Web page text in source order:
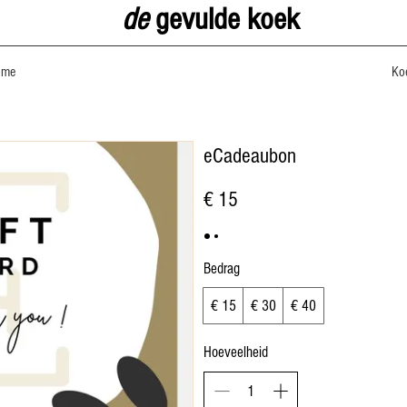
degevulde koek
eCadeaubon
€ 15
Bedrag
€ 15 € 30 € 40
Hoeveelheid